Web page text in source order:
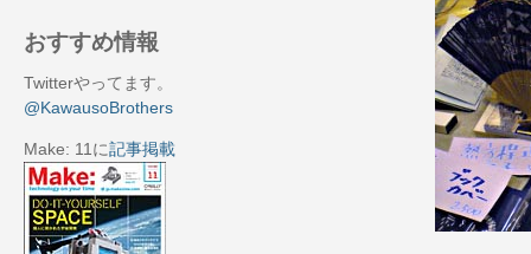
おすすめ情報
Twitterやってます。
@KawausoBrothers
Make: 11に記事掲載